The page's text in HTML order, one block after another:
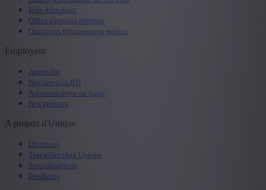
Jobs d'étudiant
Offres d'emploi internes
Questions fréquemment posées
Employeur
Approche
Nos services RH
Administration en ligne
Nos agences
A propos d'Unique
Divisions
Travailler chez Unique
Spécialisations
Etudiants